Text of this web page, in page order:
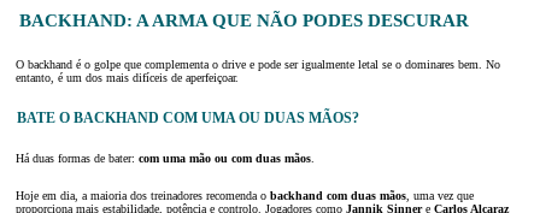
BACKHAND: A ARMA QUE NÃO PODES DESCURAR
O backhand é o golpe que complementa o drive e pode ser igualmente letal se o dominares bem. No
entanto, é um dos mais difíceis de aperfeiçoar.
BATE O BACKHAND COM UMA OU DUAS MÃOS?
Há duas formas de bater: com uma mão ou com duas mãos.
Hoje em dia, a maioria dos treinadores recomenda o backhand com duas mãos, uma vez que
proporciona mais estabilidade, potência e controlo. Jogadores como Jannik Sinnere Carlos Alcaraz